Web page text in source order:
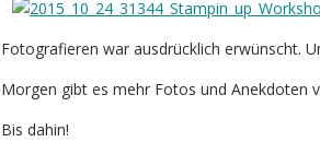
Fotografieren war ausdrücklich erwünscht.
Morgen gibt es mehr Fotos und Anekdoten
Bis dahin!